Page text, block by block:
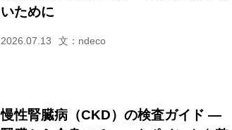
いために
2026.07.13 文：ndeco
慢性腎臓病（CKD）の検査ガイド ―